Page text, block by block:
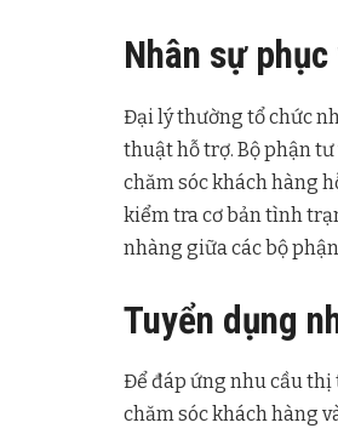
Nhân sự
Đại lý thường tổ chức
thuật hỗ trợ. Bộ phận
chăm sóc khách hàng
kiểm tra cơ bản tình
nhàng giữa các bộ
Tuyển dụng
Để đáp ứng nhu cầu thị
chăm sóc khách hàng